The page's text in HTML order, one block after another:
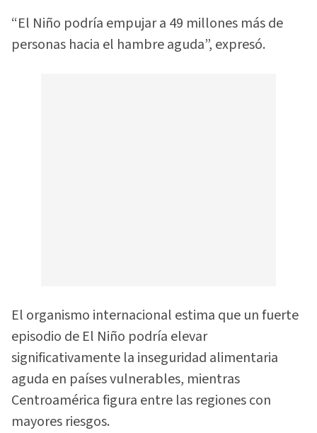
“El Niño podría empujar a 49 millones más de
personas hacia el hambre aguda”, expresó.
El organismo internacional estima que un fuerte
episodio de El Niño podría elevar
significativamente la inseguridad alimentaria
aguda en países vulnerables, mientras
Centroamérica figura entre las regiones con
mayores riesgos.